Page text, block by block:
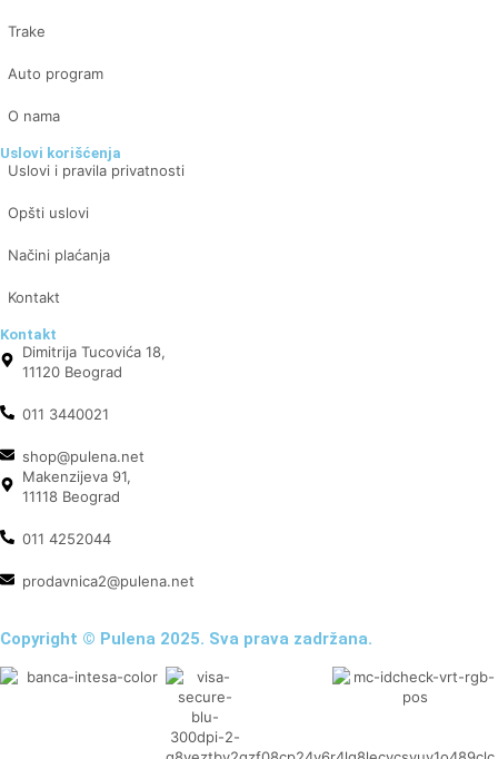
Trake
Auto program
O nama
Uslovi korišćenja
Uslovi i pravila privatnosti
Opšti uslovi
Načini plaćanja
Kontakt
Kontakt
Dimitrija Tucovića 18,
11120 Beograd
011 3440021
shop@pulena.net
Makenzijeva 91,
11118 Beograd
011 4252044
prodavnica2@pulena.net
Copyright © Pulena 2025. Sva prava zadržana.